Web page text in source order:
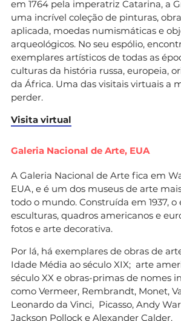
em 1764 pela imperatriz Catarina, a
uma incrível coleção de pinturas,
aplicada, moedas numismáticas e
arqueológicos. No seu espólio,
exemplares artísticos de todas as
culturas da história russa, europeia,
da África. Uma das visitais virtuais a
perder.
Visita virtual
Galeria Nacional de Arte, EUA
A Galeria Nacional de Arte fica em
EUA, e é um dos museus de arte
todo o mundo. Construída em 1937, o
esculturas, quadros americanos e
fotos e arte decorativa.
Por lá, há exemplares de obras de
Idade Média ao século XIX; arte
século XX e obras-primas de nomes
como Vermeer, Rembrandt, Monet,
Leonardo da Vinci, Picasso, Andy
Jackson Pollock e Alexander Calder.